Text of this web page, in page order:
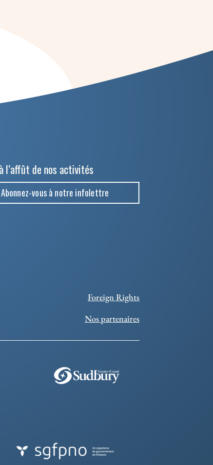
l’affût de nos activités
Abonnez-vous à notre infolettre
Foreign Rights
Nos partenaires